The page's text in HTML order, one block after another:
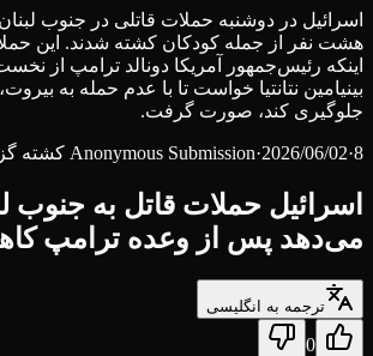
اسرائیل در دوشنبه حملات قاتلی در جنوب
هشت نفر از جمله کودکان کشته شدند. این
اینکه رئیس‌جمهور آمریکا دونالد ترامپ از
بینیامین نتانتیا خواست تا با عدم حمله به
جلوگیری کند، صورت گرفت.
Anonymous Submission·2026/06/02·8 کشته گزارش شده
اسرائیل حملات قاتل به جنوب
می‌دهد پس از وعده ترامپ
ترجمه به انگلیسی
0